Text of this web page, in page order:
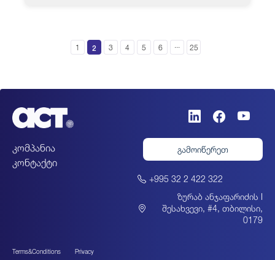
1 2 3 4 5 6 ... 25
კომპანია
კონტაქტი
გამოიწერეთ
+995 32 2 422 322
ზურაბ ანჯაფარიძის I
შესახვევი, #4, თბილისი,
0179
Terms&Conditions Privacy